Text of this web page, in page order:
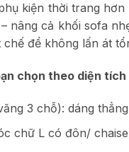
kiện thời trang
nâng cả khối sofa
để không lấn át
chọn theo diện
3 chỗ): dáng
chữ L có đôn/